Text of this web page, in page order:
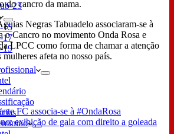
23
15
17
19
do cancro da mama.
Negras Tabuadelo associaram-se à
o Cancro no movimento Onda Rosa e
LPCC como forma de chamar a atenção
afeta no nosso país.
FC associa-se à #OndaRosa
exibição de gala com direito a goleada